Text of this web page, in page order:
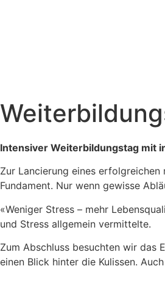
Intensiver Weiterbildungstag mit
Zur Lancierung eines
Fundament. Nur wenn gewisse
«Weniger Stress – mehr
und Stress allgemein vermittelte.
Zum Abschluss besuchten wir das
einen Blick hinter die Kulissen.